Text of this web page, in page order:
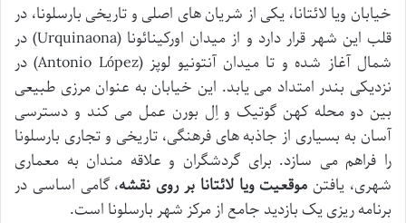
خیابان ویا لائتانا، یکی از شریان های اصلی و تاریخی بارسلونا، در
قلب این شهر قرار دارد و از میدان اورکینائونا (Urquinaona) در
شمال آغاز شده و تا میدان آنتونیو لوپز (Antonio López) در
نزدیکی بندر امتداد می یابد. این خیابان به عنوان مرزی طبیعی
بین دو محله کهن گوتیک و اِل بورن عمل می کند و دسترسی
آسان به بسیاری از جاذبه های فرهنگی، تاریخی و تجاری بارسلونا
را فراهم می سازد. برای گردشگران و علاقه مندان به معماری
شهری، یافتن موقعیت ویا لائتانا بر روی نقشه، گامی اساسی در
برنامه ریزی یک بازدید جامع از مرکز شهر بارسلونا است.